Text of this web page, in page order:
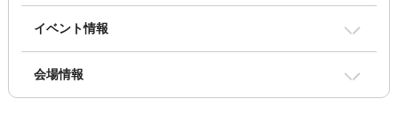
イベント情報
会場情報